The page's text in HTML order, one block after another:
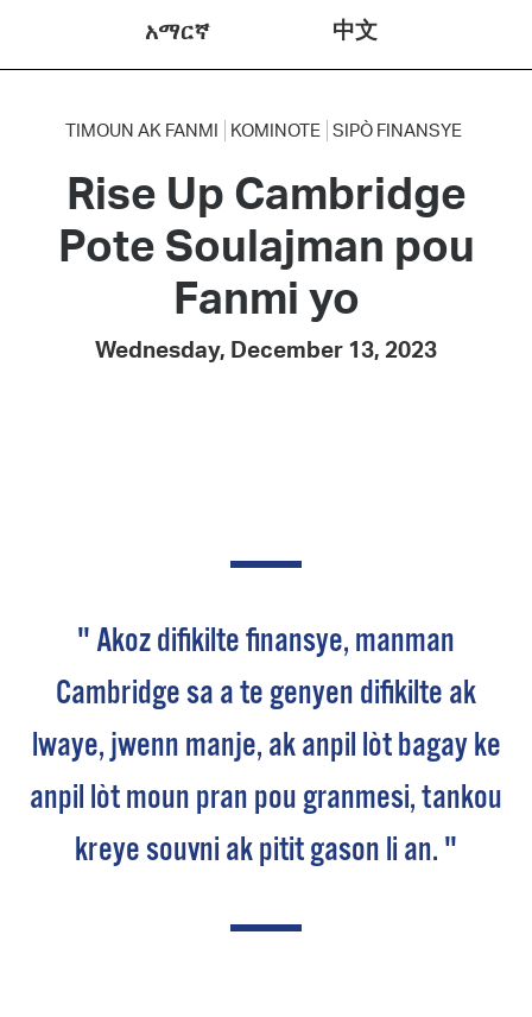
አማርኛ
中文
TIMOUN AK FANMI KOMINOTE SIPÒ FINANSYE
Rise Up Cambridge
Pote Soulajman pou
Fanmi yo
Wednesday, December 13, 2023
" Akoz difikilte finansye, manman
Cambridge sa a te genyen difikilte ak
lwaye, jwenn manje, ak anpil lòt bagay ke
anpil lòt moun pran pou granmesi, tankou
kreye souvni ak pitit gason li an. "